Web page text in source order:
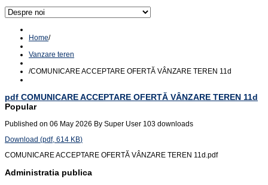
Home/
Vanzare teren
/COMUNICARE ACCEPTARE OFERTĂ VÂNZARE TEREN 11d
pdf COMUNICARE ACCEPTARE OFERTĂ VÂNZARE TEREN 11d
Popular
Published on 06 May 2026 By Super User 103 downloads
Download (pdf, 614 KB)
COMUNICARE ACCEPTARE OFERTĂ VÂNZARE TEREN 11d.pdf
Administratia publica